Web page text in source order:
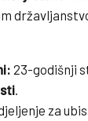
23-godišnji
za